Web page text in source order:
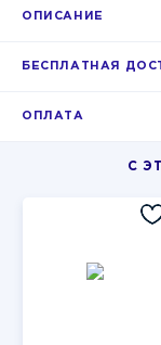
ОПИСАНИЕ
БЕСПЛАТНАЯ
ОПЛАТА
С